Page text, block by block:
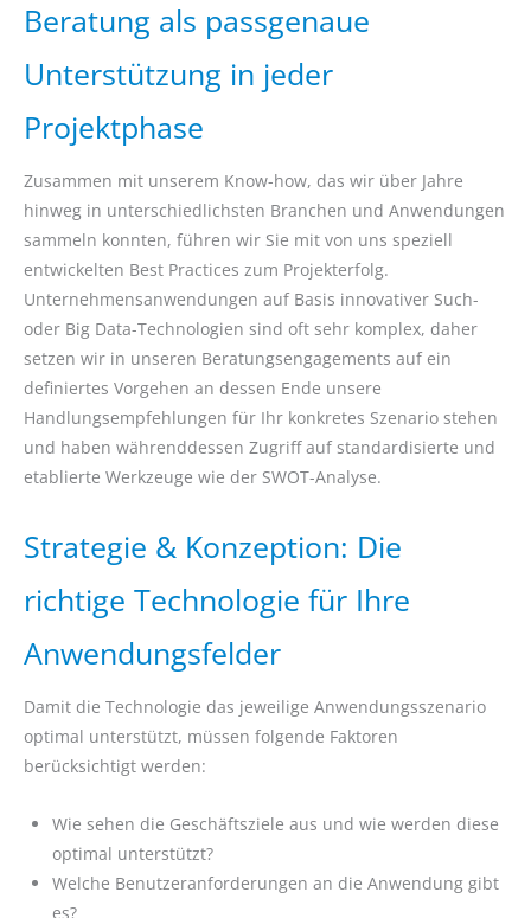
Beratung als passgenaue
Unterstützung in jeder
Projektphase
Zusammen mit unserem Know-how, das wir über Jahre
hinweg in unterschiedlichsten Branchen und Anwendungen
sammeln konnten, führen wir Sie mit von uns speziell
entwickelten Best Practices zum Projekterfolg.
Unternehmensanwendungen auf Basis innovativer Such-
oder Big Data-Technologien sind oft sehr komplex, daher
setzen wir in unseren Beratungsengagements auf ein
definiertes Vorgehen an dessen Ende unsere
Handlungsempfehlungen für Ihr konkretes Szenario stehen
und haben währenddessen Zugriff auf standardisierte und
etablierte Werkzeuge wie der SWOT-Analyse.
Strategie & Konzeption: Die
richtige Technologie für Ihre
Anwendungsfelder
Damit die Technologie das jeweilige Anwendungsszenario
optimal unterstützt, müssen folgende Faktoren
berücksichtigt werden:
Wie sehen die Geschäftsziele aus und wie werden diese
optimal unterstützt?
Welche Benutzeranforderungen an die Anwendung gibt
es?